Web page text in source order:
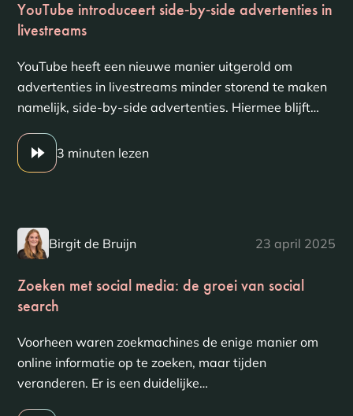
YouTube introduceert side‑by‑side advertenties in
livestreams
YouTube heeft een nieuwe manier uitgerold om
advertenties in livestreams minder storend te maken
namelijk, side-by-side advertenties. Hiermee blijft…
3 minuten lezen
Birgit de Bruijn 23 april 2025
Zoeken met social media: de groei van social
search
Voorheen waren zoekmachines de enige manier om
online informatie op te zoeken, maar tijden
veranderen. Er is een duidelijke…